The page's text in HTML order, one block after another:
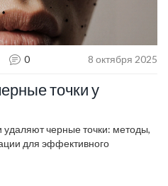
0 8 октября 2025
точки у
удаляют черные точки: методы,
для эффективного